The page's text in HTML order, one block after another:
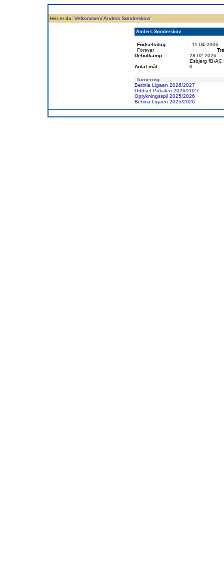
Her er du: Velkommen/Anders Sønderskov/
Anders Sønderskov
Fødselsdag :
11-04-2006
Forsvar
Debutkamp
:
28-02-2026:
Esbjerg fB-AC
Antal mål
: 0
Turnering
Betinia Ligaen 2026/2027
Oddset Pokalen 2026/2027
Oprykningsspil 2025/2026
Betinia Ligaen 2025/2026